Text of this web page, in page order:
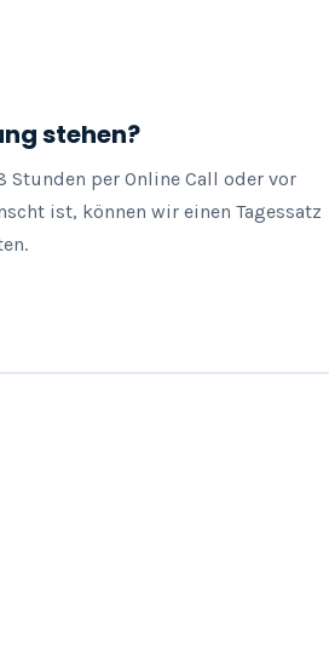
stehen?
per Online Call oder vor
ist, können wir einen Tagessatz